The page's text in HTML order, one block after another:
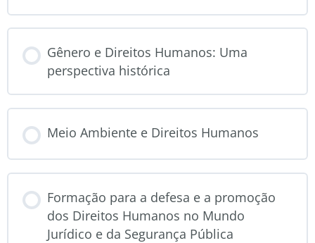
0% COMPLETO
Gênero e Direitos Humanos: Uma
perspectiva histórica
0% COMPLETO
Meio Ambiente e Direitos Humanos
0% COMPLETO
Formação para a defesa e a promoção
dos Direitos Humanos no Mundo
Jurídico e da Segurança Pública